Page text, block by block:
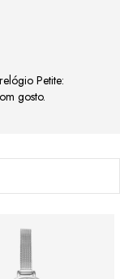
Petite:
gosto.